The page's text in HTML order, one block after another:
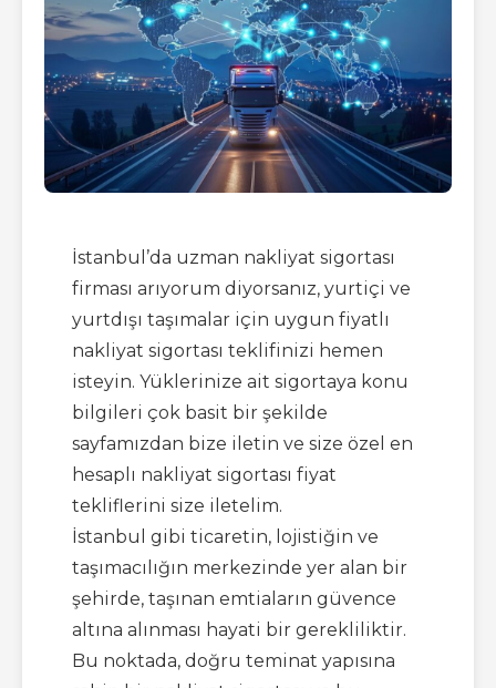
İstanbul’da uzman nakliyat sigortası
firması arıyorum diyorsanız, yurtiçi ve
yurtdışı taşımalar için uygun fiyatlı
nakliyat sigortası teklifinizi hemen
isteyin. Yüklerinize ait sigortaya konu
bilgileri çok basit bir şekilde
sayfamızdan bize iletin ve size özel en
hesaplı nakliyat sigortası fiyat
tekliflerini size iletelim.
İstanbul gibi ticaretin, lojistiğin ve
taşımacılığın merkezinde yer alan bir
şehirde, taşınan emtiaların güvence
altına alınması hayati bir gerekliliktir.
Bu noktada, doğru teminat yapısına